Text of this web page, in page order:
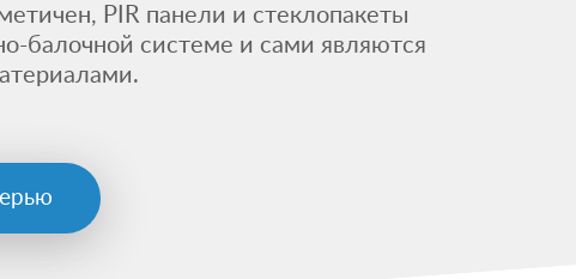
PIR панели и стеклопакеты
балочной системе и сами являются